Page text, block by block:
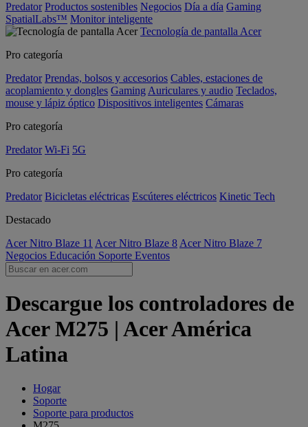
Predator Productos sostenibles Negocios Día a día Gaming
SpatialLabs™ Monitor inteligente
Tecnología de pantalla Acer
Pro categoría
Predator Prendas, bolsos y accesorios Cables, estaciones de
acoplamiento y dongles Gaming Auriculares y audio Teclados,
mouse y lápiz óptico Dispositivos inteligentes Cámaras
Pro categoría
Predator Wi-Fi 5G
Pro categoría
Predator Bicicletas eléctricas Escúteres eléctricos Kinetic Tech
Destacado
Acer Nitro Blaze 11 Acer Nitro Blaze 8 Acer Nitro Blaze 7
Negocios Educación Soporte Eventos
Descargue los controladores de
Acer M275 | Acer América
Latina
Hogar
Soporte
Soporte para productos